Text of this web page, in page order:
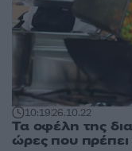
10:1926.10.22
Τα οφέλη της
ώρες που